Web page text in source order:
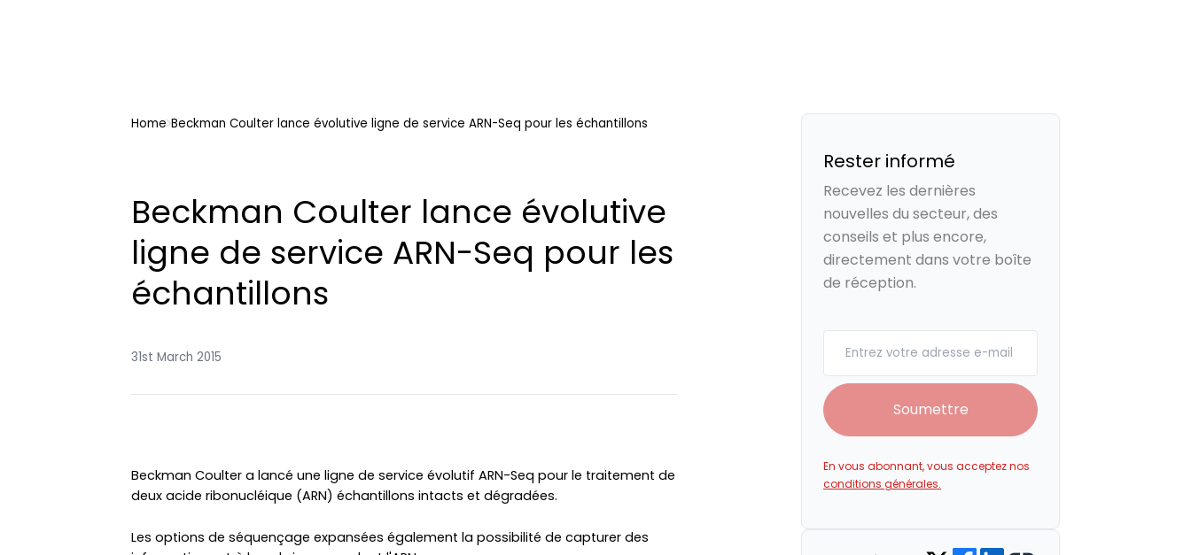
Home Beckman Coulter lance évolutive ligne de service ARN-Seq pour les échantillons
Beckman Coulter lance évolutive
ligne de service ARN-Seq pour les
échantillons
31st March 2015
Beckman Coulter a lancé une ligne de service évolutif ARN-Seq pour le traitement de
deux acide ribonucléique (ARN) échantillons intacts et dégradées.
Les options de séquençage expansées également la possibilité de capturer des
Rester informé
Recevez les dernières
nouvelles du secteur, des
conseils et plus encore,
directement dans votre boîte
de réception.
Soumettre
En vous abonnant, vous acceptez nos
conditions générales.
Share on Facebook
Share on LinkedIn
Copy link